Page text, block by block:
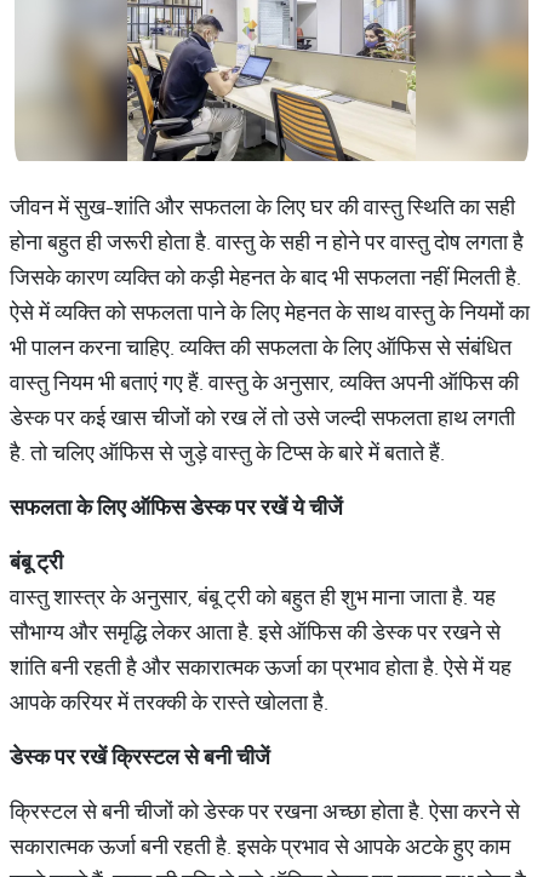
जीवन में सुख-शांति और सफतला के लिए घर की वास्तु स्थिति का सही
होना बहुत ही जरूरी होता है. वास्तु के सही न होने पर वास्तु दोष लगता है
जिसके कारण व्यक्ति को कड़ी मेहनत के बाद भी सफलता नहीं मिलती है.
ऐसे में व्यक्ति को सफलता पाने के लिए मेहनत के साथ वास्तु के नियमों का
भी पालन करना चाहिए. व्यक्ति की सफलता के लिए ऑफिस से संंबंधित
वास्तु नियम भी बताएं गए हैं. वास्तु के अनुसार, व्यक्ति अपनी ऑफिस की
डेस्क पर कई खास चीजों को रख लें तो उसे जल्दी सफलता हाथ लगती
है. तो चलिए ऑफिस से जुड़े वास्तु के टिप्स के बारे में बताते हैं.
सफलताकेलिएऑफिसडेस्कपररखेंयेचीजें
बंबूट्री
वास्तु शास्त्र के अनुसार, बंबू ट्री को बहुत ही शुभ माना जाता है. यह
सौभाग्य और समृद्धि लेकर आता है. इसे ऑफिस की डेस्क पर रखने से
शांति बनी रहती है और सकारात्मक ऊर्जा का प्रभाव होता है. ऐसे में यह
आपके करियर में तरक्की के रास्ते खोलता है.
डेस्कपररखेंक्रिस्टलसेबनीचीजें
क्रिस्टल से बनी चीजों को डेस्क पर रखना अच्छा होता है. ऐसा करने से
सकारात्मक ऊर्जा बनी रहती है. इसके प्रभाव से आपके अटके हुए काम